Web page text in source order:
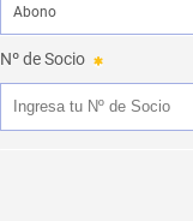
Nº de Socio